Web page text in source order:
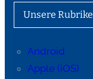
Unsere
Android
Apple (iOS)